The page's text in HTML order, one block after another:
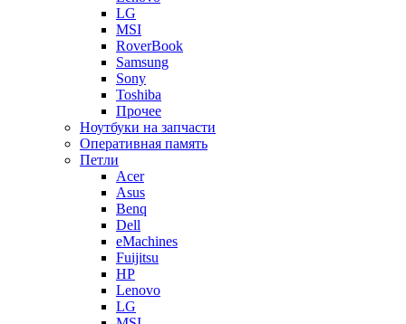
LG
MSI
RoverBook
Samsung
Sony
Toshiba
Прочее
Ноутбуки на запчасти
Оперативная память
Петли
Acer
Asus
Benq
Dell
eMachines
Fuijitsu
HP
Lenovo
LG